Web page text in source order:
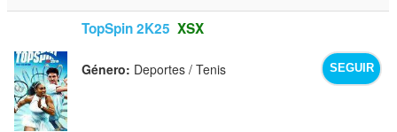
TopSpin 2K25 XSX
SEGUIR
Género: Deportes / Tenis